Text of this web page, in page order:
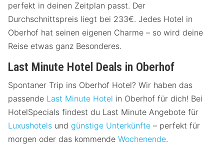
perfekt in deinen Zeitplan passt. Der
Durchschnittspreis liegt bei 233€. Jedes Hotel in
Oberhof hat seinen eigenen Charme – so wird deine
Reise etwas ganz Besonderes.
Last Minute Hotel Deals in Oberhof
Spontaner Trip ins Oberhof Hotel? Wir haben das
passende Last Minute Hotel in Oberhof für dich! Bei
HotelSpecials findest du Last Minute Angebote für
Luxushotels und günstige Unterkünfte – perfekt für
morgen oder das kommende Wochenende.